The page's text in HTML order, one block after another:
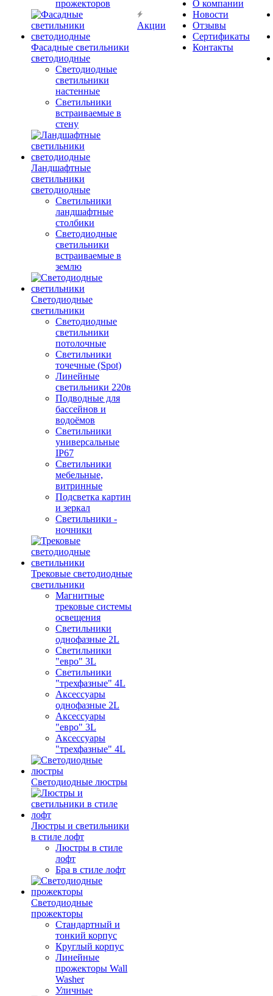
прожекторов
Фасадные светильники
светодиодные
Светодиодные
светильники
настенные
Светильники
встраиваемые в
стену
Ландшафтные
светильники
светодиодные
Светильники
ландшафтные
столбики
Светодиодные
светильники
встраиваемые в
землю
Светодиодные
светильники
Светодиодные
светильники
потолочные
Светильники
точечные (Spot)
Линейные
светильники 220в
Подводные для
бассейнов и
водоёмов
Светильники
универсальные
IP67
Светильники
мебельные,
витринные
Подсветка картин
и зеркал
Светильники -
ночники
Трековые светодиодные
светильники
Магнитные
трековые системы
освещения
Светильники
однофазные 2L
Светильники
"евро" 3L
Светильники
"трехфазные" 4L
Аксессуары
однофазные 2L
Аксессуары
"евро" 3L
Аксессуары
"трехфазные" 4L
Светодиодные люстры
Люстры и светильники
в стиле лофт
Люстры в стиле
лофт
Бра в стиле лофт
Светодиодные
прожекторы
Стандартный и
тонкий корпус
Круглый корпус
Линейные
прожекторы Wall
Washer
Уличные
Акции
О компании
Новости
Отзывы
Сертификаты
Контакты